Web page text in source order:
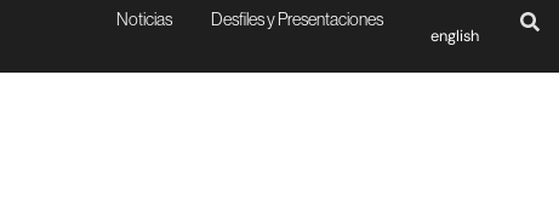
Noticias Desfiles y Presentaciones
english